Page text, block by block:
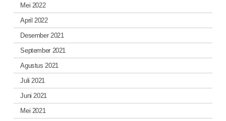
Mei 2022
April 2022
Desember 2021
September 2021
Agustus 2021
Juli 2021
Juni 2021
Mei 2021